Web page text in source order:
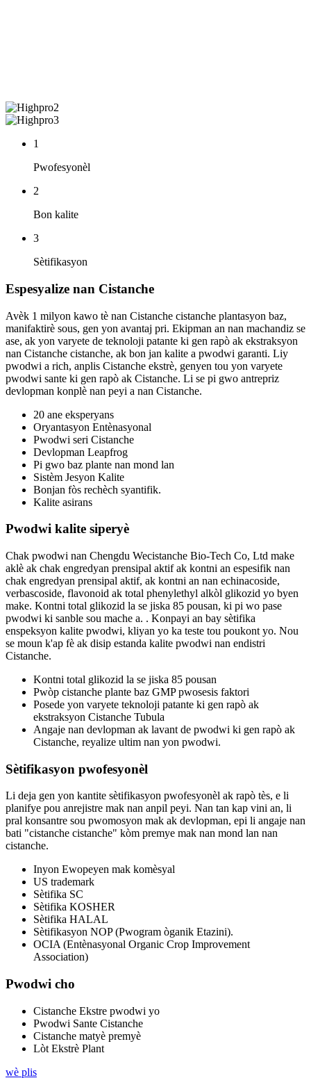
1
Pwofesyonèl
2
Bon kalite
3
Sètifikasyon
Espesyalize nan Cistanche
Avèk 1 milyon kawo tè nan Cistanche cistanche plantasyon baz,
manifaktirè sous, gen yon avantaj pri. Ekipman an nan machandiz se
ase, ak yon varyete de teknoloji patante ki gen rapò ak ekstraksyon
nan Cistanche cistanche, ak bon jan kalite a pwodwi garanti. Liy
pwodwi a rich, anplis Cistanche ekstrè, genyen tou yon varyete
pwodwi sante ki gen rapò ak Cistanche. Li se pi gwo antrepriz
devlopman konplè nan peyi a nan Cistanche.
20 ane eksperyans
Oryantasyon Entènasyonal
Pwodwi seri Cistanche
Devlopman Leapfrog
Pi gwo baz plante nan mond lan
Sistèm Jesyon Kalite
Bonjan fòs rechèch syantifik.
Kalite asirans
Pwodwi kalite siperyè
Chak pwodwi nan Chengdu Wecistanche Bio-Tech Co, Ltd make
aklè ak chak engredyan prensipal aktif ak kontni an espesifik nan
chak engredyan prensipal aktif, ak kontni an nan echinacoside,
verbascoside, flavonoid ak total phenylethyl alkòl glikozid yo byen
make. Kontni total glikozid la se jiska 85 pousan, ki pi wo pase
pwodwi ki sanble sou mache a. . Konpayi an bay sètifika
enspeksyon kalite pwodwi, kliyan yo ka teste tou poukont yo. Nou
se moun k'ap fè ak disip estanda kalite pwodwi nan endistri
Cistanche.
Kontni total glikozid la se jiska 85 pousan
Pwòp cistanche plante baz GMP pwosesis faktori
Posede yon varyete teknoloji patante ki gen rapò ak
ekstraksyon Cistanche Tubula
Angaje nan devlopman ak lavant de pwodwi ki gen rapò ak
Cistanche, reyalize ultim nan yon pwodwi.
Sètifikasyon pwofesyonèl
Li deja gen yon kantite sètifikasyon pwofesyonèl ak rapò tès, e li
planifye pou anrejistre mak nan anpil peyi. Nan tan kap vini an, li
pral konsantre sou pwomosyon mak ak devlopman, epi li angaje nan
bati "cistanche cistanche" kòm premye mak nan mond lan nan
cistanche.
Inyon Ewopeyen mak komèsyal
US trademark
Sètifika SC
Sètifika KOSHER
Sètifika HALAL
Sètifikasyon NOP (Pwogram òganik Etazini).
OCIA (Entènasyonal Organic Crop Improvement
Association)
Pwodwi cho
Cistanche Ekstre pwodwi yo
Pwodwi Sante Cistanche
Cistanche matyè premyè
Lòt Ekstrè Plant
wè plis